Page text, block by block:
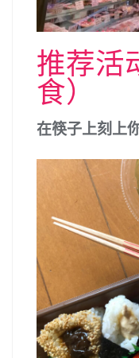
推荐活
食）
在筷子上刻上